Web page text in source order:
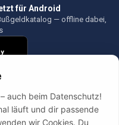
für Android
— offline dabei,
auch beim Datenschutz!
läuft und dir passende
wir Cookies. Du